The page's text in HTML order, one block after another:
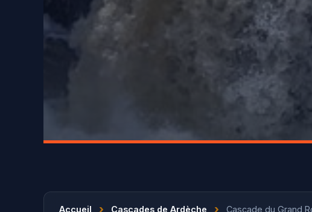
Accueil › Cascades de Ardèche › Cascade du Grand